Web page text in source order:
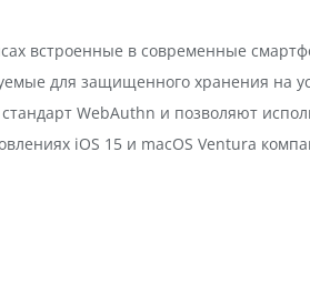
встроенные в современные
для защищенного хранения на
WebAuthn и позволяют
iOS 15 и macOS Ventura